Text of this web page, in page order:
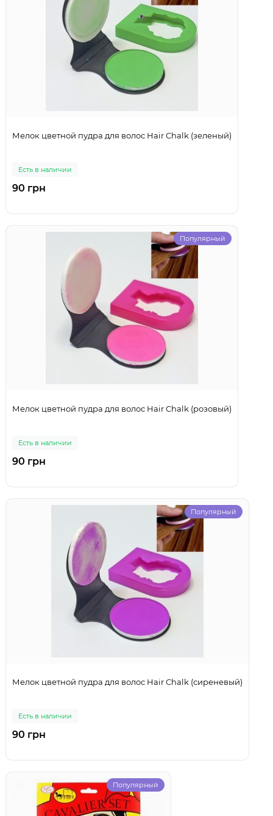
Мелок цветной пудра для волос Hair Chalk (зеленый)
Есть в наличии
90 грн
Популярный
Мелок цветной пудра для волос Hair Chalk (розовый)
Есть в наличии
90 грн
Популярный
Мелок цветной пудра для волос Hair Chalk (сиреневый)
Есть в наличии
90 грн
Популярный